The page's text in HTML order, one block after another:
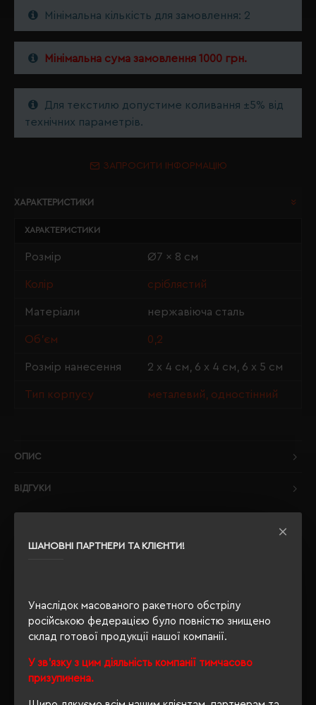
ШАНОВНІ ПАРТНЕРИ ТА КЛІЄНТИ!
Унаслідок масованого ракетного обстрілу
російською федерацією було повністю знищено
склад готової продукції нашої компанії.
У зв'язку з цим діяльність компанії тимчасово
призупинена.
Мінімальна кількість для замовлення: 2
Мінімальна сума замовлення 1000 грн.
Для текстилю допустиме коливання ±5% від
технічних параметрів.
ЗАПРОСИТИ ІНФОРМАЦІЮ
ХАРАКТЕРИСТИКИ
ХАРАКТЕРИСТИКИ
Розмір Ø7 x 8 см
Колір сріблястий
Матеріали нержавіюча сталь
Об'єм 0,2
Розмір нанесення 2 х 4 см, 6 х 4 см, 6 х 5 см
Тип корпусу металевий, одностінний
ОПИС
ВІДГУКИ